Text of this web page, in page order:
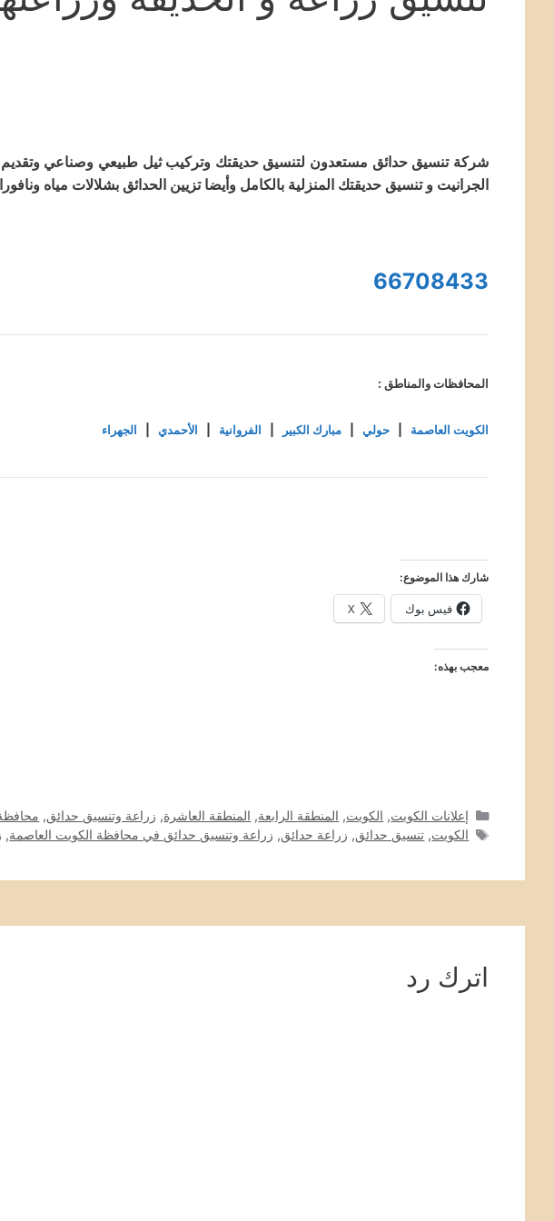
شركة تنسيق حدائق مستعدون لتنسيق حديقتك وتركيب ثيل طبيعي وصناعي وتقديم
الجرانيت و تنسيق حديقتك المنزلية بالكامل وأيضا تزيين الحدائق بشلالات مياه
66708433
المحافظات والمناطق :
الكويت العاصمة حولي مبارك الكبير الفروانية الأحمدي الجهراء
شارك هذا الموضوع:
فيس بوك X
معجب بهذه:
التصنيفات
إعلانات الكويت, الكويت, المنطقة الرابعة, المنطقة العاشرة, زراعة وتنسيق حدائق,
الوسوم
الكويت, تنسيق حدائق, زراعة حدائق, زراعة وتنسيق حدائق في محافظة الكويت العاصمة,
اترك رد